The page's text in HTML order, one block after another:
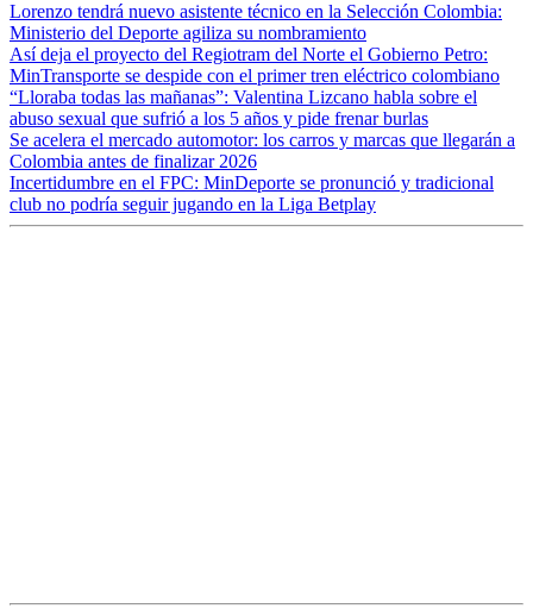
Lorenzo tendrá nuevo asistente técnico en la Selección Colombia:
Ministerio del Deporte agiliza su nombramiento
Así deja el proyecto del Regiotram del Norte el Gobierno Petro:
MinTransporte se despide con el primer tren eléctrico colombiano
“Lloraba todas las mañanas”: Valentina Lizcano habla sobre el
abuso sexual que sufrió a los 5 años y pide frenar burlas
Se acelera el mercado automotor: los carros y marcas que llegarán a
Colombia antes de finalizar 2026
Incertidumbre en el FPC: MinDeporte se pronunció y tradicional
club no podría seguir jugando en la Liga Betplay